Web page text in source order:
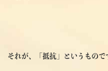
それが、「抵抗」というもので